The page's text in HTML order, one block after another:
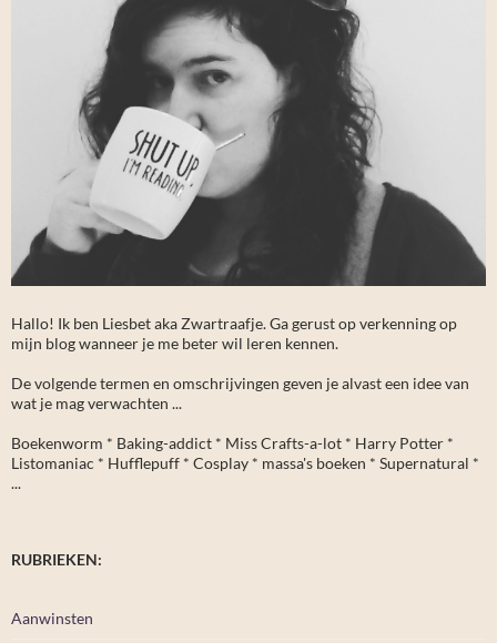
Hallo! Ik ben Liesbet aka Zwartraafje. Ga gerust op verkenning op
mijn blog wanneer je me beter wil leren kennen.
De volgende termen en omschrijvingen geven je alvast een idee van
wat je mag verwachten ...
Boekenworm * Baking-addict * Miss Crafts-a-lot * Harry Potter *
Listomaniac * Hufflepuff * Cosplay * massa's boeken * Supernatural *
...
RUBRIEKEN:
Aanwinsten